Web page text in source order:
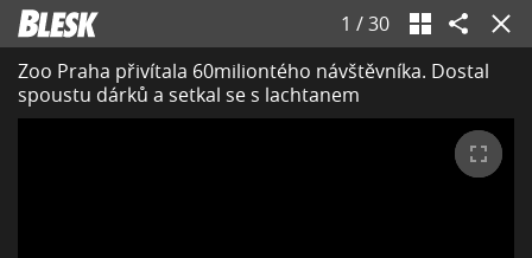
1 /30
Zoo Praha přivítala 60miliontého návštěvníka. Dostal
spoustu dárků a setkal se s lachtanem